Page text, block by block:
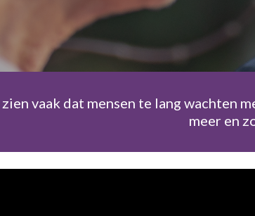
zien vaak dat mensen te lang wachten
meer en